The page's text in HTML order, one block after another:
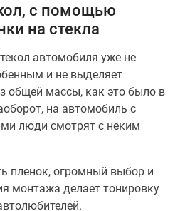
с помощью
на стекла
автомобиля уже не
и не выделяет
общей массы, как это было в
на автомобиль с
люди смотрят с неким
пленок, огромный выбор и
монтажа делает тонировку